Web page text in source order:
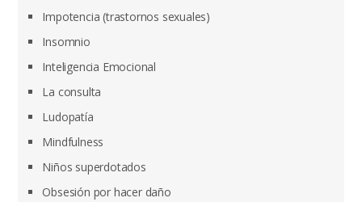
Impotencia (trastornos sexuales)
Insomnio
Inteligencia Emocional
La consulta
Ludopatía
Mindfulness
Niños superdotados
Obsesión por hacer daño